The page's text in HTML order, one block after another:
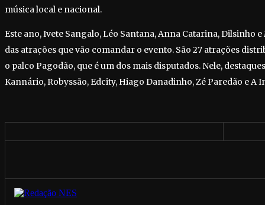
música local e nacional.
Este ano, Ivete Sangalo, Léo Santana, Anna Catarina, Dilsinho
das atrações que vão comandar o evento. São 27 atrações
o palco Pagodão, que é um dos mais disputados. Nele,
Kannário, Robyssão, Edcity, Hiago Danadinho, Zé Paredão e A